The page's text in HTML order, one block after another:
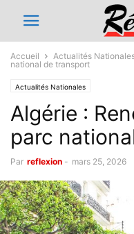
Accueil Actualités
national de transport
Actualités Nationales
Algérie :
parc
Par reflexion - mars 25, 2026